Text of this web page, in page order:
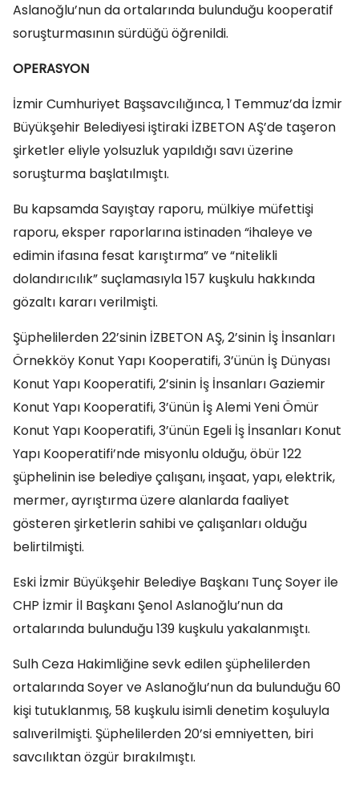
Aslanoğlu’nun da ortalarında bulunduğu kooperatif
soruşturmasının sürdüğü öğrenildi.
OPERASYON
İzmir Cumhuriyet Başsavcılığınca, 1 Temmuz’da İzmir
Büyükşehir Belediyesi iştiraki İZBETON AŞ’de taşeron
şirketler eliyle yolsuzluk yapıldığı savı üzerine
soruşturma başlatılmıştı.
Bu kapsamda Sayıştay raporu, mülkiye müfettişi
raporu, eksper raporlarına istinaden “ihaleye ve
edimin ifasına fesat karıştırma” ve “nitelikli
dolandırıcılık” suçlamasıyla 157 kuşkulu hakkında
gözaltı kararı verilmişti.
Şüphelilerden 22’sinin İZBETON AŞ, 2’sinin İş İnsanları
Örnekköy Konut Yapı Kooperatifi, 3’ünün İş Dünyası
Konut Yapı Kooperatifi, 2’sinin İş İnsanları Gaziemir
Konut Yapı Kooperatifi, 3’ünün İş Alemi Yeni Ömür
Konut Yapı Kooperatifi, 3’ünün Egeli İş İnsanları Konut
Yapı Kooperatifi’nde misyonlu olduğu, öbür 122
şüphelinin ise belediye çalışanı, inşaat, yapı, elektrik,
mermer, ayrıştırma üzere alanlarda faaliyet
gösteren şirketlerin sahibi ve çalışanları olduğu
belirtilmişti.
Eski İzmir Büyükşehir Belediye Başkanı Tunç Soyer ile
CHP İzmir İl Başkanı Şenol Aslanoğlu’nun da
ortalarında bulunduğu 139 kuşkulu yakalanmıştı.
Sulh Ceza Hakimliğine sevk edilen şüphelilerden
ortalarında Soyer ve Aslanoğlu’nun da bulunduğu 60
kişi tutuklanmış, 58 kuşkulu isimli denetim koşuluyla
salıverilmişti. Şüphelilerden 20’si emniyetten, biri
savcılıktan özgür bırakılmıştı.